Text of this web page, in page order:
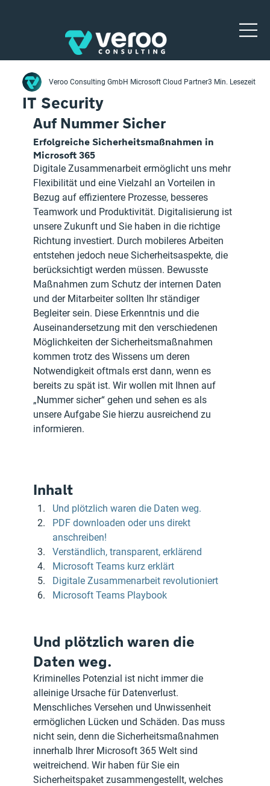
IT Security
Veroo Consulting GmbH Microsoft Cloud Partner3 Min. Lesezeit
Auf Nummer Sicher
Erfolgreiche Sicherheitsmaßnahmen in
Microsoft 365
Digitale Zusammenarbeit ermöglicht uns mehr
Flexibilität und eine Vielzahl an Vorteilen in
Bezug auf effizientere Prozesse, besseres
Teamwork und Produktivität. Digitalisierung ist
unsere Zukunft und Sie haben in die richtige
Richtung investiert. Durch mobileres Arbeiten
entstehen jedoch neue Sicherheitsaspekte, die
berücksichtigt werden müssen. Bewusste
Maßnahmen zum Schutz der internen Daten
und der Mitarbeiter sollten Ihr ständiger
Begleiter sein. Diese Erkenntnis und die
Auseinandersetzung mit den verschiedenen
Möglichkeiten der Sicherheitsmaßnahmen
kommen trotz des Wissens um deren
Notwendigkeit oftmals erst dann, wenn es
bereits zu spät ist. Wir wollen mit Ihnen auf
„Nummer sicher“ gehen und sehen es als
unsere Aufgabe Sie hierzu ausreichend zu
informieren.
Inhalt
Und plötzlich waren die Daten weg.
PDF downloaden oder uns direkt
anschreiben!
Verständlich, transparent, erklärend
Microsoft Teams kurz erklärt
Digitale Zusammenarbeit revolutioniert
Microsoft Teams Playbook
Und plötzlich waren die
Daten weg.
Kriminelles Potenzial ist nicht immer die
alleinige Ursache für Datenverlust.
Menschliches Versehen und Unwissenheit
ermöglichen Lücken und Schäden. Das muss
nicht sein, denn die Sicherheitsmaßnahmen
innerhalb Ihrer Microsoft 365 Welt sind
weitreichend. Wir haben für Sie ein
Sicherheitspaket zusammengestellt, welches